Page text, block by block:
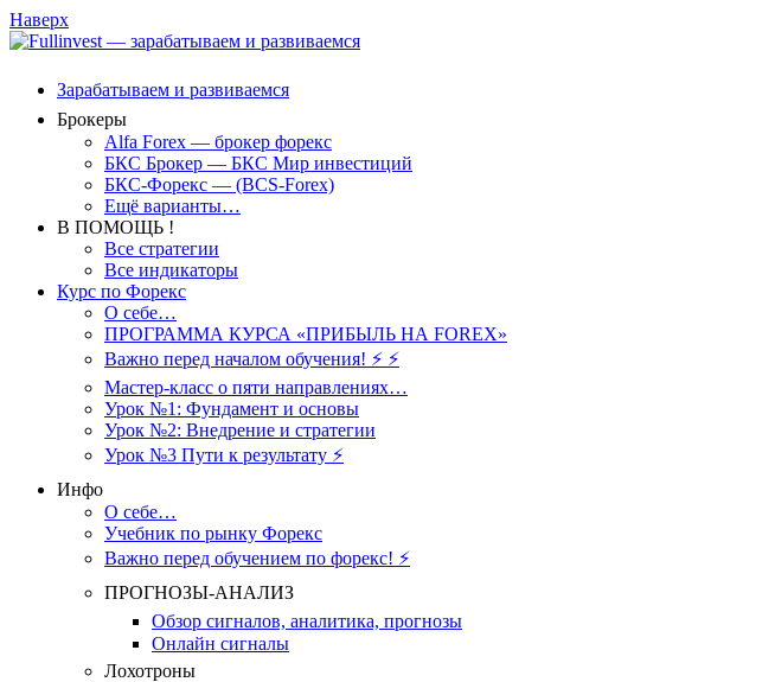
Наверх
Зарабатываем и развиваемся
Брокеры
Alfa Forex — брокер форекс
БКС Брокер — БКС Мир инвестиций
БКС-Форекс — (BCS-Forex)
Ещё варианты…
В ПОМОЩЬ !
Все стратегии
Все индикаторы
Курс по Форекс
О себе…
ПРОГРАММА КУРСА «ПРИБЫЛЬ НА FOREX»
Важно перед началом обучения! ⚡ ⚡
Мастер-класс о пяти направлениях…
Урок №1: Фундамент и основы
Урок №2: Внедрение и стратегии
Урок №3 Пути к результату ⚡️
Инфо
О себе…
Учебник по рынку Форекс
Важно перед обучением по форекс! ⚡
ПРОГНОЗЫ-АНАЛИЗ
Обзор сигналов, аналитика, прогнозы
Онлайн сигналы
Лохотроны